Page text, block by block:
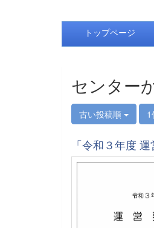
トップページ
センター
古い投稿順 1
「令和３年度